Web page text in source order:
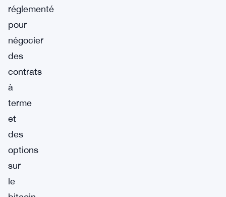
réglementé
pour
négocier
des
contrats
à
terme
et
des
options
sur
le